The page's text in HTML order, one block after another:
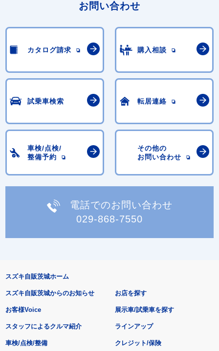
お問い合わせ
カタログ請求 購入相談
試乗車検索 転居連絡
車検/点検/
整備予約
その他の
お問い合わせ
電話でのお問い合わせ
029-868-7550
スズキ自販茨城ホーム
スズキ自販茨城からのお知らせ
お客様Voice
スタッフによるクルマ紹介
お店を探す
展示車/試乗車を探す
ラインアップ
車検/点検/整備 クレジット/保険